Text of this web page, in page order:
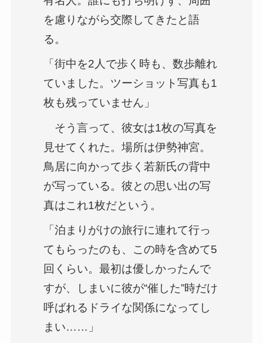
を慮りながら交際してきたと語
る。
「街中を2人で歩く時も、数歩離れ
ていました。ツーショット写真も1
枚も残っていません」
そう言って、彼女は1枚の写真を
見せてくれた。場所は伊勢神宮。
鳥居に向かって歩く若新氏の背中
が写っている。彼との思い出の写
真はこれ1枚だという。
「泊まりがけの旅行に連れて行っ
てもらったのも、この時を含めて5
回くらい。最初は優しかったんで
すが、しまいに彼が“催した”時だけ
呼ばれるドライな関係になってし
まい……」